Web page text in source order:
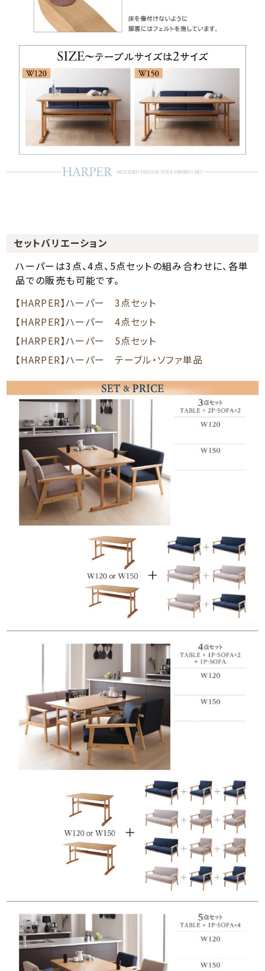
セットバリエーション
ハーパーは3点、4点、5点セットの組み合わせに、各単
品での販売も可能です。
【HARPER】ハーパー 3点セット
【HARPER】ハーパー 4点セット
【HARPER】ハーパー 5点セット
【HARPER】ハーパー テーブル・ソファ単品